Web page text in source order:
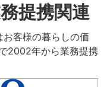
提携関連
客様の暮らしの価
2002年から業務提携